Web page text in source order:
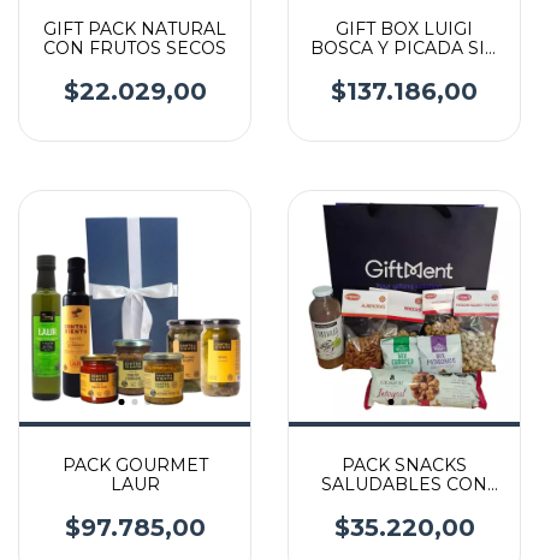
GIFT PACK NATURAL
CON FRUTOS SECOS
$22.029,00
GIFT BOX LUIGI
BOSCA Y PICADA SIN
$137.186,00
PACK GOURMET
LAUR
$97.785,00
PACK SNACKS
SALUDABLES CON
$35.220,00